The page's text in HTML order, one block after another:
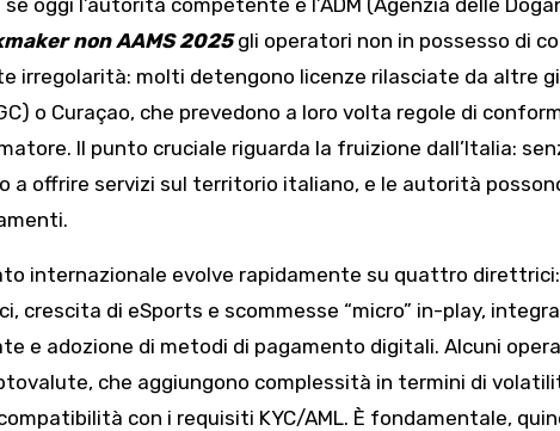
oggi l’autorità competente è l’ADM (Agenzia delle
non AAMS 2025gli operatori non in possesso di
irregolarità: molti detengono licenze rilasciate da altre
o Curaçao, che prevedono a loro volta regole di
Il punto cruciale riguarda la fruizione dall’Italia:
a offrire servizi sul territorio italiano, e le autorità
internazionale evolve rapidamente su quattro
crescita di eSports e scommesse “micro” in-play,
e adozione di metodi di pagamento digitali. Alcuni
che aggiungono complessità in termini di
con i requisiti KYC/AML. È fondamentale,